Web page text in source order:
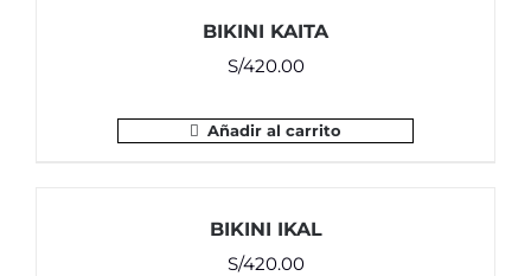
BIKINI KAITA
S/420.00
Añadir al carrito
BIKINI IKAL
S/420.00